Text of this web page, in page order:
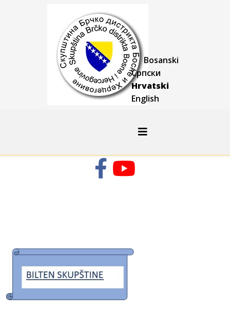
Bosanski
Српски
Hrvatski
English